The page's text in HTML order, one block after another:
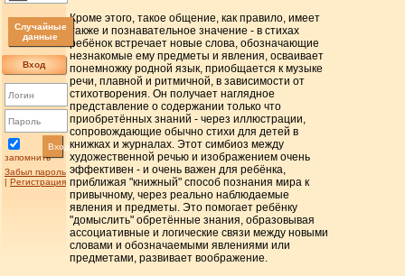
Случайные
данные
Вход
запомнить
Вход
Забыл пароль
| Регистрация
Кроме этого, такое общение, как правило, имеет
также и познавательное значение - в стихах
ребёнок встречает новые слова, обозначающие
незнакомые ему предметы и явления, осваивает
понемножку родной язык, приобщается к музыке
речи, плавной и ритмичной, в зависимости от
стихотворения. Он получает наглядное
представление о содержании только что
приобретённых знаний - через иллюстрации,
сопровождающие обычно стихи для детей в
книжках и журналах. Этот симбиоз между
художественной речью и изображением очень
эффективен - и очень важен для ребёнка,
приближая "книжный" способ познания мира к
привычному, через реально наблюдаемые
явления и предметы. Это помогает ребёнку
"домыслить" обретённые знания, образовывая
ассоциативные и логические связи между новыми
словами и обозначаемыми явлениями или
предметами, развивает воображение.